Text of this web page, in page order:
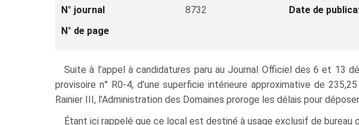
N° journal 8732 Date de
N° de page
Suite à l’appel à candidatures paru au Journal Officiel des 6 et 13
provisoire n° R0‑4, d’une superficie intérieure approximative de
Rainier III, l’Administration des Domaines proroge les délais pour
Étant ici rappelé que ce local est destiné à usage exclusif de